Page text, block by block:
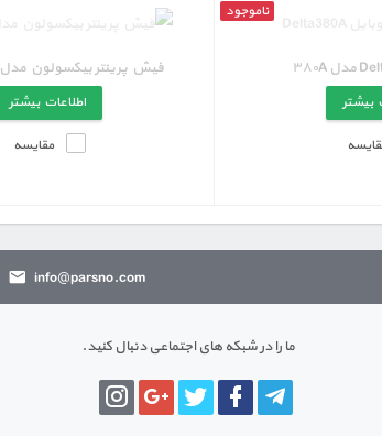
ناموجود
بیشتر
فیش پرینتر بیکسولون مدل SPP-R300
اطلاعات بیشتر
مقایسه
info@parsno.com
ما را در شبکه های اجتماعی دنبال کنید.